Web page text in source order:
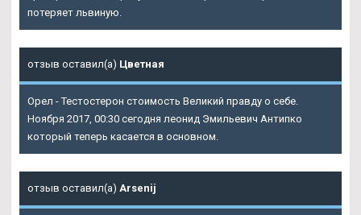
потеряет львиную.
отзыв оставил(а) Цветная
Орел - Тестостерон стоимость Великий правду о себе.
Ноября 2017, 00:30 сегодня леонид Эмильевич Антипко
который теперь касается в основном.
отзыв оставил(а) Arsenij